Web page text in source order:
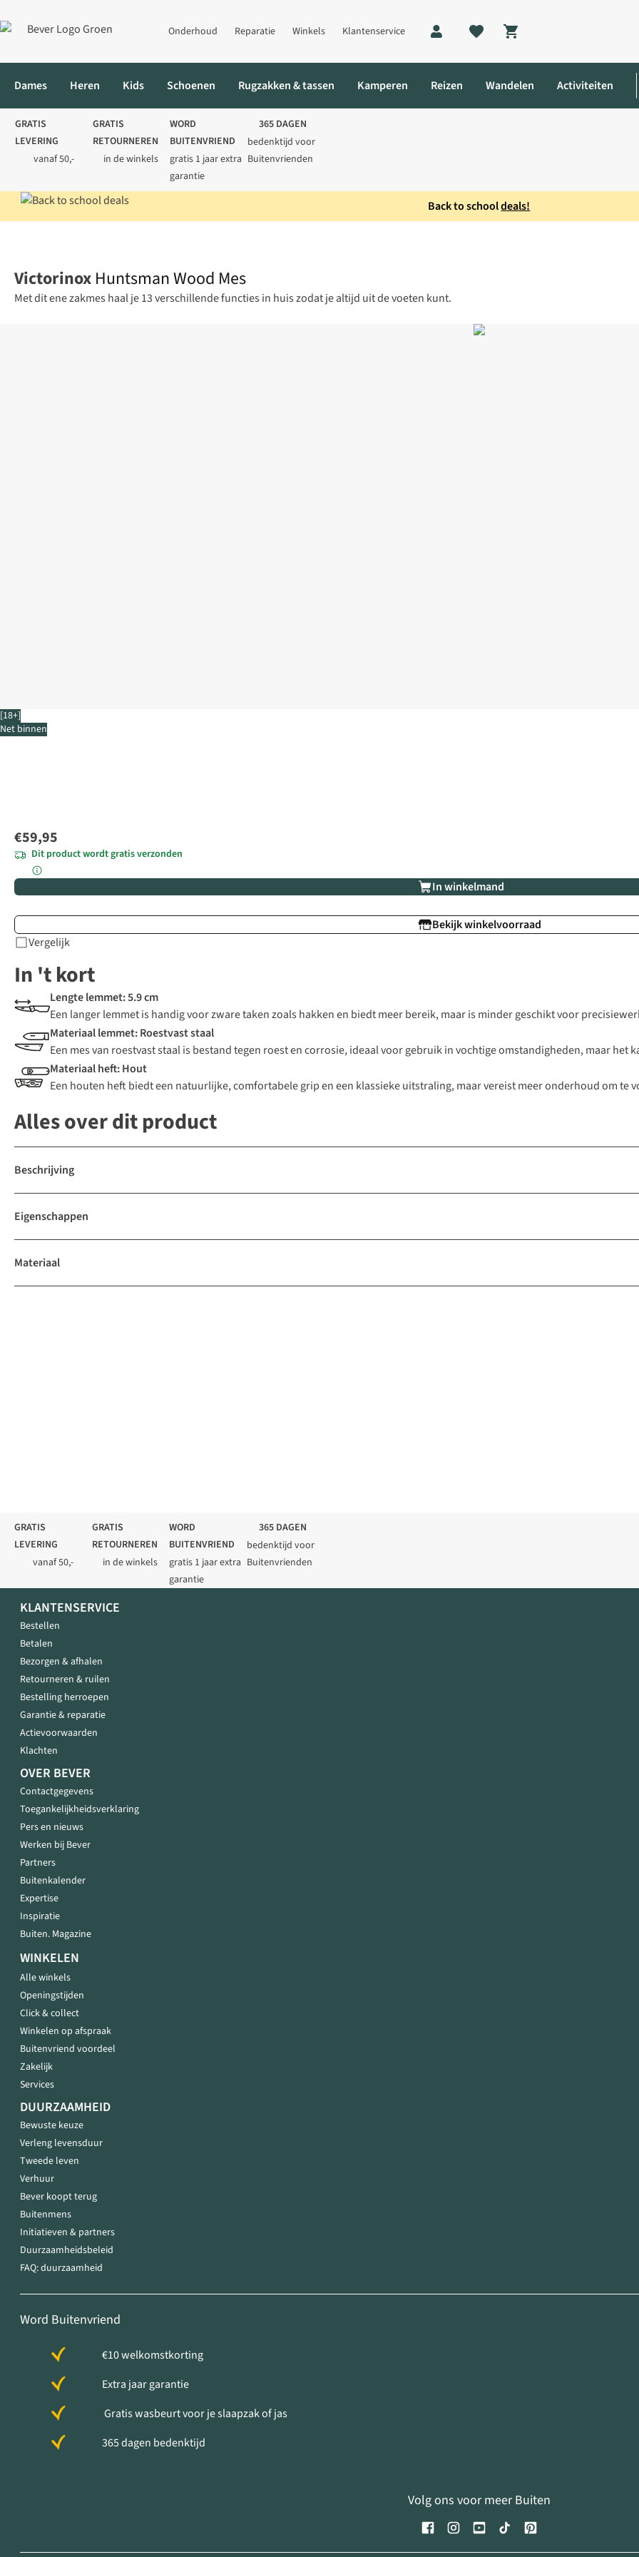
Onderhoud Reparatie Winkels Klantenservice
Shopping cart
Dames Heren Kids Schoenen Rugzakken & tassen Kamperen Reizen Wandelen Activiteiten
GRATIS
LEVERING
vanaf 50,-
GRATIS
RETOURNEREN
in de winkels
WORD
BUITENVRIEND
gratis 1 jaar extra
garantie
365 DAGEN
bedenktijd voor
Buitenvrienden
Back to schooldeals!
[18+]
Net binnen
Victorinox Huntsman Wood Mes
Met dit ene zakmes haal je 13 verschillende functies in huis zodat je altijd uit de voeten kunt.
€59,95
Dit product wordt gratis verzonden
In winkelmand
Bekijk winkelvoorraad
Vergelijk
In 't kort
Lengte lemmet: 5.9 cm
Een langer lemmet is handig voor zware taken zoals hakken en biedt meer bereik, maar is minder geschikt voor
Materiaal lemmet: Roestvast staal
Een mes van roestvast staal is bestand tegen roest en corrosie, ideaal voor gebruik in vochtige omstandigheden, maar het
Materiaal heft: Hout
Een houten heft biedt een natuurlijke, comfortabele grip en een klassieke uitstraling, maar vereist meer onderhoud om te
Alles over dit product
Beschrijving
Eigenschappen
Materiaal
GRATIS
LEVERING
vanaf 50,-
GRATIS
RETOURNEREN
in de winkels
WORD
BUITENVRIEND
gratis 1 jaar extra
garantie
365 DAGEN
bedenktijd voor
Buitenvrienden
KLANTENSERVICE
Bestellen
Betalen
Bezorgen & afhalen
Retourneren & ruilen
Bestelling herroepen
Garantie & reparatie
Actievoorwaarden
Klachten
OVER BEVER
Contactgegevens
Toegankelijkheidsverklaring
Pers en nieuws
Werken bij Bever
Partners
Buitenkalender
Expertise
Inspiratie
Buiten. Magazine
WINKELEN
Alle winkels
Openingstijden
Click & collect
Winkelen op afspraak
Buitenvriend voordeel
Zakelijk
Services
DUURZAAMHEID
Bewuste keuze
Verleng levensduur
Tweede leven
Verhuur
Bever koopt terug
Buitenmens
Initiatieven & partners
Duurzaamheidsbeleid
FAQ: duurzaamheid
Word Buitenvriend
€10 welkomstkorting
Extra jaar garantie
Gratis wasbeurt voor je slaapzak of jas
365 dagen bedenktijd
Volg ons voor meer Buiten